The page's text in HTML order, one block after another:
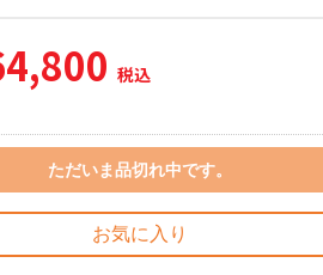
税込
ただいま品切れ中です。
お気に入り